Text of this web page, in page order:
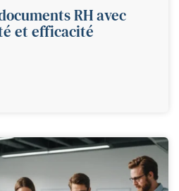
RH avec
et efficacité